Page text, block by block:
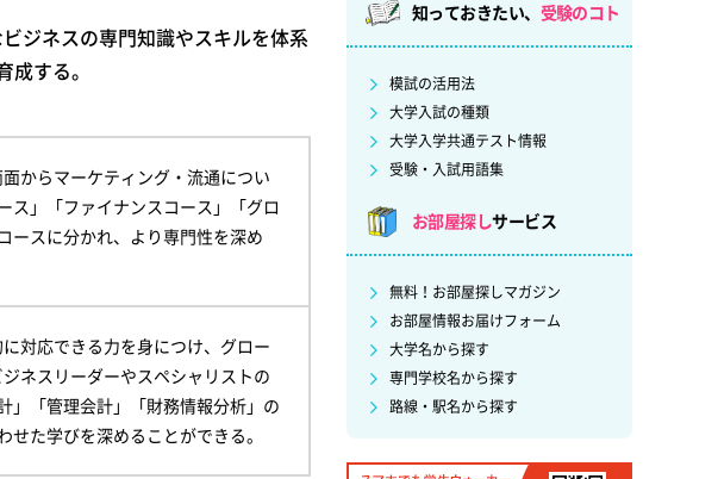
ジネスの専門知識やスキルを体系
する。
からマーケティング・流通につい
ス」「ファイナンスコース」「グロ
ースに分かれ、より専門性を深め
対応できる力を身につけ、グロー
ネスリーダーやスペシャリストの
」「管理会計」「財務情報分析」の
た学びを深めることができる。
知っておきたい、 受験のコト
模試の活用法
大学入試の種類
大学入学共通テスト情報
受験・入試用語集
お部屋探しサービス
無料！お部屋探しマガジン
お部屋情報お届けフォーム
大学名から探す
専門学校名から探す
路線・駅名から探す